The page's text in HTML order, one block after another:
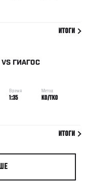
ИТОГИ
VS ГИАГОС
Время
1:35
Метод
KO/TKO
ИТОГИ